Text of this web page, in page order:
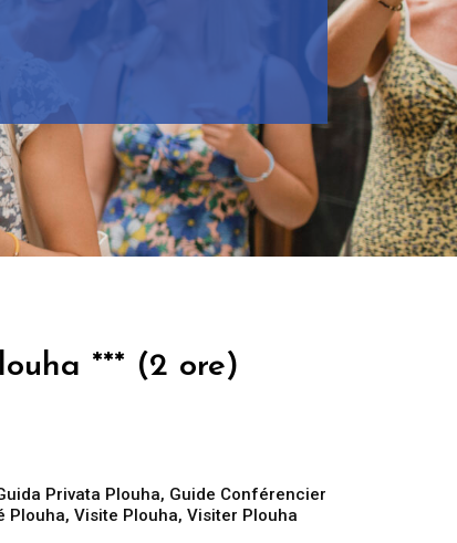
*** (2 ore)
Privata Plouha, Guide Conférencier
Plouha, Visite Plouha, Visiter Plouha